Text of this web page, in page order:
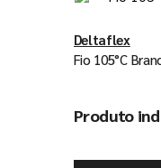
Deltaflex
Fio 105°C
Produto